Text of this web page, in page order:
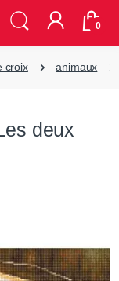
0
croix animaux
deux